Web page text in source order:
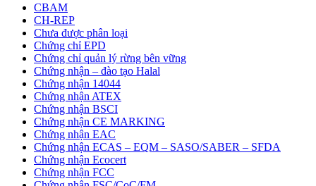
CBAM
CH-REP
Chưa được phân loại
Chứng chỉ EPD
Chứng chỉ quản lý rừng bên vững
Chứng nhận – đào tạo Halal
Chứng nhận 14044
Chứng nhận ATEX
Chứng nhận BSCI
Chứng nhận CE MARKING
Chứng nhận EAC
Chứng nhận ECAS – EQM – SASO/SABER – SFDA
Chứng nhận Ecocert
Chứng nhận FCC